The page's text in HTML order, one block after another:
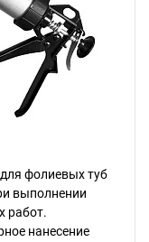
фолиевых туб
выполнении
работ.
нанесение